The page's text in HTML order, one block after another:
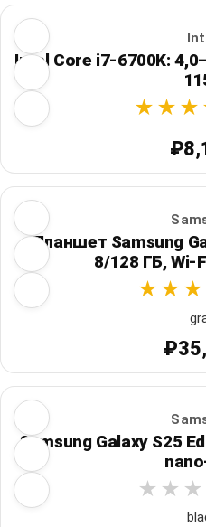
Intel Core i7-6700K:
Планшет Samsung
8/128 ГБ,
Samsung Galaxy S25